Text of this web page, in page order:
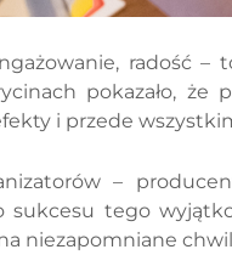
radość –
pokazało, że
i przede
–
tego
na niezapomniane